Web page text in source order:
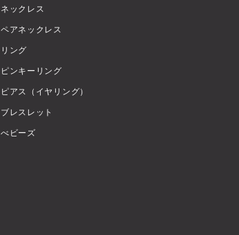
ネックレス
ペアネックレス
リング
ピンキーリング
ピアス（イヤリング）
ブレスレット
べビーズ